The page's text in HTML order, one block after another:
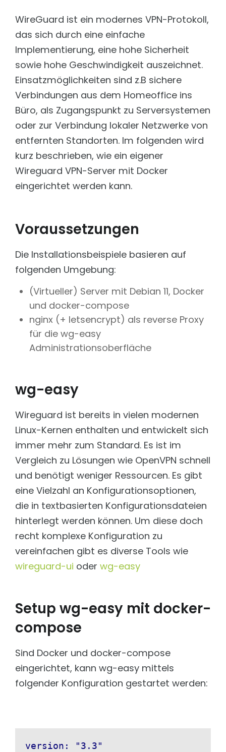
TECHNOLOGIE
Features
Aus Daten echte Intelligenz machen.
Integration
Nahtlose Integration. Maximale Kontrolle.
Security & DSGVO
KI ist nur dann wertvoll, wenn sie sicher ist.
Technologie: LLM & RAG
Dreamteam LLM & RAG: So funktioniert der AI Bot
Die richtige Chatbot-Lösung für jedes Unternehmen
BRANCHEN & LÖSUNGEN
Öffentliche Verwaltung
Wissensmanagement für Städte & Gemeinden mit
Energy & Utilities
Betrieb sichern. Wissen vernetzen. Reaktionszeiten
Healthcare
Sichere Informationen. Präzise Antworten. Volle
Compliance.
Matomo
LEISTUNGEN
Content Management Support
TYPO3, FirstSpirit und Wordpress
XML-Übersetzung mit KI
Vereinfachtes, Browser-basiertes Tool
Prüfung Ihrer Webseite
Hosting
Eine Lösung für jede Anforderung
Security & Penetration Testing
Prüfung Ihrer Webseite
Ionic App Entwicklung
Schnell, kosteneffizient und performant
PROJEKTE INDUSTRIE & LOGISTIK
Bosch Motorsport
Bosch Support
Langjährige Contentpflege und WCMS-Support
Bosch Webservice
Zusammenführung von zwei Webservices
Jettainer
Technische Umsetzung und KI Suche
Lead Digitalagentur
Solarize
PROJEKTE SOZIALE ORGANISATIONEN
Auerbach Stiftung
Konzeption & technische Umsetzung
Medienratgeber
Dominikus Ringeisen Werk
Technische Umsetzung verschiedener Portale & Tools
EVIM
Umsetzung & Weiterentwicklung in TYPO3
Internationaler Bund
Webbetreuung als Full-Service Agentur
WireGuard ist ein modernes VPN-Protokoll,
das sich durch eine einfache
Implementierung, eine hohe Sicherheit
sowie hohe Geschwindigkeit auszeichnet.
Einsatzmöglichkeiten sind z.B sichere
Verbindungen aus dem Homeoffice ins
Büro, als Zugangspunkt zu Serversystemen
oder zur Verbindung lokaler Netzwerke von
entfernten Standorten. Im folgenden wird
kurz beschrieben, wie ein eigener
Wireguard VPN-Server mit Docker
eingerichtet werden kann.
Voraussetzungen
Die Installationsbeispiele basieren auf
folgenden Umgebung:
(Virtueller) Server mit Debian 11, Docker
und docker-compose
nginx (+ letsencrypt) als reverse Proxy
für die wg-easy
Administrationsoberfläche
wg-easy
Wireguard ist bereits in vielen modernen
Linux-Kernen enthalten und entwickelt sich
immer mehr zum Standard. Es ist im
Vergleich zu Lösungen wie OpenVPN schnell
und benötigt weniger Ressourcen. Es gibt
eine Vielzahl an Konfigurationsoptionen,
die in textbasierten Konfigurationsdateien
hinterlegt werden können. Um diese doch
recht komplexe Konfiguration zu
vereinfachen gibt es diverse Tools wie
wireguard-ui oder wg-easy
Setup wg-easy mit docker-
compose
Sind Docker und docker-compose
eingerichtet, kann wg-easy mittels
folgender Konfiguration gestartet werden:
version: "3.3"